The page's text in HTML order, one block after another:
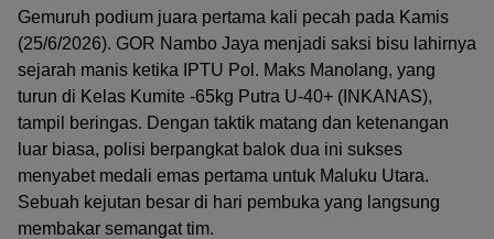
Gemuruh podium juara pertama kali pecah pada Kamis
(25/6/2026). GOR Nambo Jaya menjadi saksi bisu lahirnya
sejarah manis ketika IPTU Pol. Maks Manolang, yang
turun di Kelas Kumite -65kg Putra U-40+ (INKANAS),
tampil beringas. Dengan taktik matang dan ketenangan
luar biasa, polisi berpangkat balok dua ini sukses
menyabet medali emas pertama untuk Maluku Utara.
Sebuah kejutan besar di hari pembuka yang langsung
membakar semangat tim.